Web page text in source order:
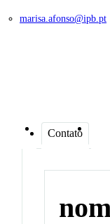
marisa.afonso@ipb.pt
Contato